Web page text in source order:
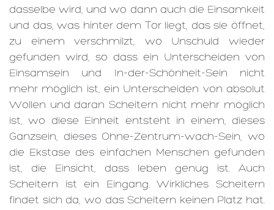
dasselbe wird, und wo dann auch die Einsamkeit
und das, was hinter dem Tor liegt, das sie öffnet,
zu einem verschmilzt, wo Unschuld wieder
gefunden wird, so dass ein Unterscheiden von
Einsamsein und In-der-Schönheit-Sein nicht
mehr möglich ist, ein Unterscheiden von absolut
Wollen und daran Scheitern nicht mehr möglich
ist, wo diese Einheit entsteht in einem, dieses
Ganzsein, dieses Ohne-Zentrum-wach-Sein, wo
die Ekstase des einfachen Menschen gefunden
ist, die Einsicht, dass leben genug ist. Auch
Scheitern ist ein Eingang. Wirkliches Scheitern
findet sich da, wo das Scheitern keinen Platz hat.